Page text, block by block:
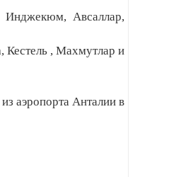
Инджекюм, Авсаллар,
Кестель , Махмутлар и
аэропорта Анталии в